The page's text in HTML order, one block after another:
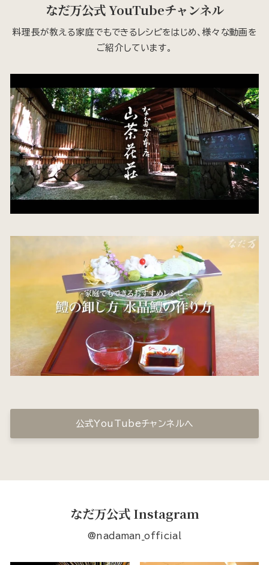
なだ万公式 YouTubeチャンネル
料理長が教える家庭でもできるレシピをはじめ、様々な動画を
ご紹介しています。
公式YouTubeチャンネルへ
なだ万公式 Instagram
@nadaman_official